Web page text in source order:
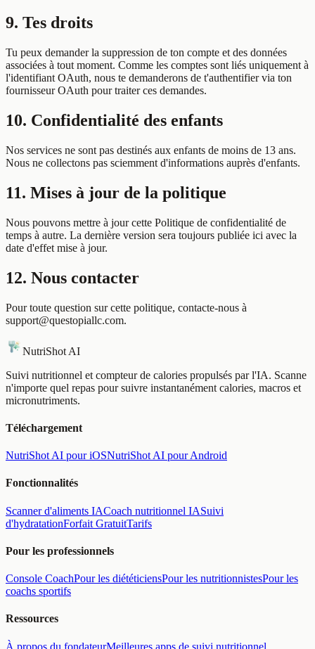
9. Tes droits
Tu peux demander la suppression de ton compte et des données
associées à tout moment. Comme les comptes sont liés uniquement à
l'identifiant OAuth, nous te demanderons de t'authentifier via ton
fournisseur OAuth pour traiter ces demandes.
10. Confidentialité des enfants
Nos services ne sont pas destinés aux enfants de moins de 13 ans.
Nous ne collectons pas sciemment d'informations auprès d'enfants.
11. Mises à jour de la politique
Nous pouvons mettre à jour cette Politique de confidentialité de
temps à autre. La dernière version sera toujours publiée ici avec la
date d'effet mise à jour.
12. Nous contacter
Pour toute question sur cette politique, contacte-nous à
support@questopiallc.com.
NutriShot AI
Suivi nutritionnel et compteur de calories propulsés par l'IA. Scanne
n'importe quel repas pour suivre instantanément calories, macros et
micronutriments.
Téléchargement
NutriShot AI pour iOSNutriShot AI pour Android
Fonctionnalités
Scanner d'aliments IACoach nutritionnel IASuivi
d'hydratationForfait GratuitTarifs
Pour les professionnels
Console CoachPour les diététiciensPour les nutritionnistesPour les
coachs sportifs
Ressources
À propos du fondateurMeilleures apps de suivi nutritionnel